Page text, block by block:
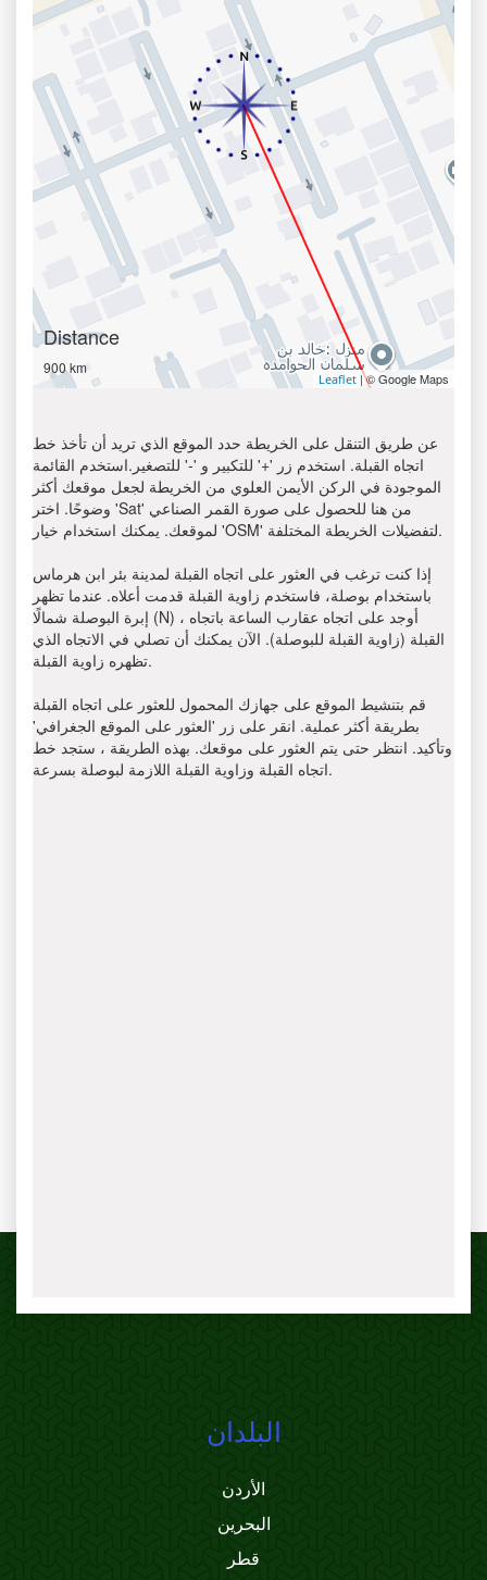
Distance
900 km
Leaflet | © Google Maps
عن طريق التنقل على الخريطة حدد الموقع الذي تريد أن تأخذ خط
اتجاه القبلة. استخدم زر '+' للتكبير و '-' للتصغير.استخدم القائمة
الموجودة في الركن الأيمن العلوي من الخريطة لجعل موقعك أكثر
وضوحًا. اختر 'Sat' من هنا للحصول على صورة القمر الصناعي
لموقعك. يمكنك استخدام خيار 'OSM' لتفضيلات الخريطة المختلفة.
إذا كنت ترغب في العثور على اتجاه القبلة لمدينة بئر ابن هرماس
باستخدام بوصلة، فاستخدم زاوية القبلة قدمت أعلاه. عندما تظهر
إبرة البوصلة شمالًا (N) ، أوجد على اتجاه عقارب الساعة باتجاه
القبلة (زاوية القبلة للبوصلة). الآن يمكنك أن تصلي في الاتجاه الذي
تظهره زاوية القبلة.
قم بتنشيط الموقع على جهازك المحمول للعثور على اتجاه القبلة
بطريقة أكثر عملية. انقر على زر 'العثور على الموقع الجغرافي'
وتأكيد. انتظر حتى يتم العثور على موقعك. بهذه الطريقة ، ستجد خط
اتجاه القبلة وزاوية القبلة اللازمة لبوصلة بسرعة.
البلدان
الأردن
البحرين
قطر